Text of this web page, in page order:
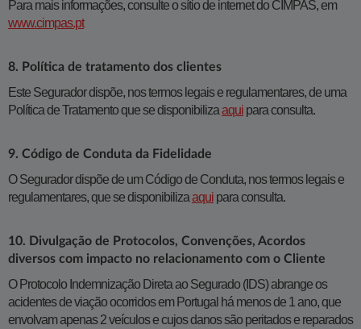
Para mais informações, consulte o sítio de internet do CIMPAS, em
www.cimpas.pt
8. Política de tratamento dos clientes
Este Segurador dispõe, nos termos legais e regulamentares, de uma
Política de Tratamento que se disponibilizaaqui para consulta.
9. Código de Conduta da Fidelidade
O Segurador dispõe de um Código de Conduta, nos termos legais e
regulamentares, que se disponibilizaaqui para consulta.
10. Divulgação de Protocolos, Convenções, Acordos
diversos com impacto no relacionamento com o Cliente
O Protocolo Indemnização Direta ao Segurado (IDS) abrange os
acidentes de viação ocorridos em Portugal há menos de 1 ano, que
envolvam apenas 2 veículos e cujos danos são peritados e reparados